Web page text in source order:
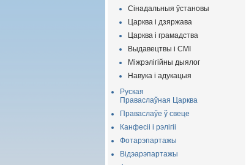
Сінадальныя ўстановы
Царква і дзяржава
Царква і грамадства
Выдавецтвы і СМІ
Міжрэлігійны дыялог
Навука і адукацыя
Руская
Праваслаўная Царква
Праваслаўе ў свеце
Канфесіі і рэлігіі
Фотарэпартажы
Відэарэпартажы